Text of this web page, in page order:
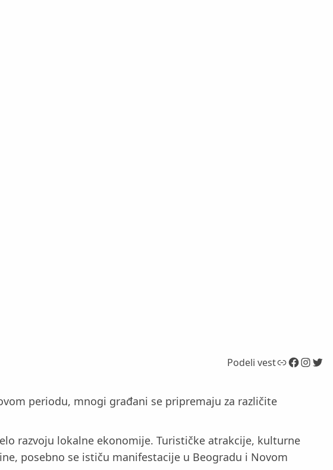
Podeli vestLink Facebook InstagramTwitter
periodu, mnogi građani se pripremaju za različite
razvoju lokalne ekonomije. Turističke atrakcije, kulturne
posebno se ističu manifestacije u Beogradu i Novom